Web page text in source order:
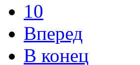
10
Вперед
В конец